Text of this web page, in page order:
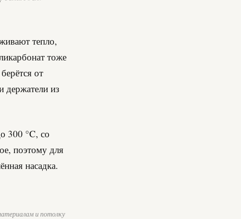
тепло,
тоже
от
держатели из
300 °C, со
поэтому для
насадка.
и потолку